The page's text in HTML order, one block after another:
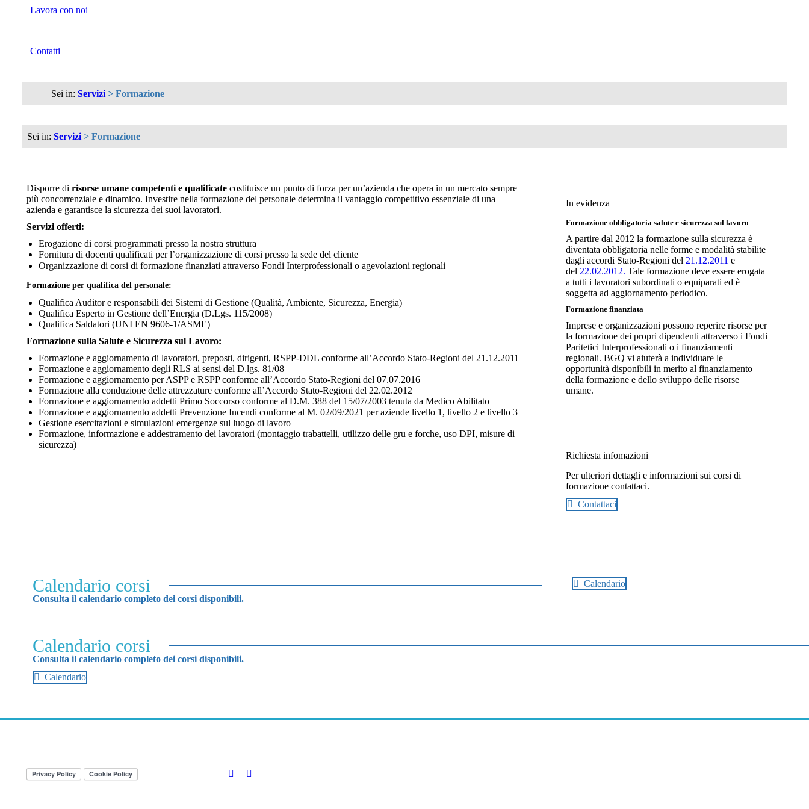
Lavora con noi
Contatti
Sei in: Servizi > Formazione
Sei in: Servizi > Formazione
Disporre di risorse umane competenti e qualificate costituisce un punto di forza per un’azienda che opera in un mercato sempre
più concorrenziale e dinamico. Investire nella formazione del personale determina il vantaggio competitivo essenziale di una
azienda e garantisce la sicurezza dei suoi lavoratori.
Servizi offerti:
Erogazione di corsi programmati presso la nostra struttura
Fornitura di docenti qualificati per l’organizzazione di corsi presso la sede del cliente
Organizzazione di corsi di formazione finanziati attraverso Fondi Interprofessionali o agevolazioni regionali
Formazione per qualifica del personale:
Qualifica Auditor e responsabili dei Sistemi di Gestione (Qualità, Ambiente, Sicurezza, Energia)
Qualifica Esperto in Gestione dell’Energia (D.Lgs. 115/2008)
Qualifica Saldatori (UNI EN 9606-1/ASME)
Formazione sulla Salute e Sicurezza sul Lavoro:
Formazione e aggiornamento di lavoratori, preposti, dirigenti, RSPP-DDL conforme all’Accordo Stato-Regioni del 21.12.2011
Formazione e aggiornamento degli RLS ai sensi del D.lgs. 81/08
Formazione e aggiornamento per ASPP e RSPP conforme all’Accordo Stato-Regioni del 07.07.2016
Formazione alla conduzione delle attrezzature conforme all’Accordo Stato-Regioni del 22.02.2012
Formazione e aggiornamento addetti Primo Soccorso conforme al D.M. 388 del 15/07/2003 tenuta da Medico Abilitato
Formazione e aggiornamento addetti Prevenzione Incendi conforme al M. 02/09/2021 per aziende livello 1, livello 2 e livello 3
Gestione esercitazioni e simulazioni emergenze sul luogo di lavoro
Formazione, informazione e addestramento dei lavoratori (montaggio trabattelli, utilizzo delle gru e forche, uso DPI, misure di
sicurezza)
In evidenza
Formazione obbligatoria salute e sicurezza sul lavoro
A partire dal 2012 la formazione sulla sicurezza è
diventata obbligatoria nelle forme e modalità stabilite
dagli accordi Stato-Regioni del 21.12.2011 e
del 22.02.2012. Tale formazione deve essere erogata
a tutti i lavoratori subordinati o equiparati ed è
soggetta ad aggiornamento periodico.
Formazione finanziata
Imprese e organizzazioni possono reperire risorse per
la formazione dei propri dipendenti attraverso i Fondi
Paritetici Interprofessionali o i finanziamenti
regionali. BGQ vi aiuterà a individuare le
opportunità disponibili in merito al finanziamento
della formazione e dello sviluppo delle risorse
umane.
Richiesta infomazioni
Per ulteriori dettagli e informazioni sui corsi di
formazione contattaci.
Contattaci
Calendario corsi
Consulta il calendario completo dei corsi disponibili.
Calendario
Calendario corsi
Consulta il calendario completo dei corsi disponibili.
Calendario